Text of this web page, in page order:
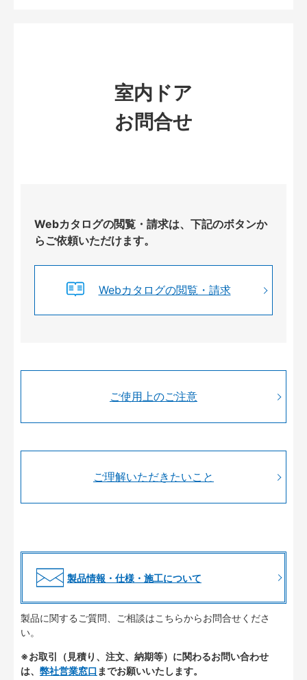
室内ドア
お問合せ
Webカタログの閲覧・請求は、下記のボタンか
らご依頼いただけます。
Webカタログの閲覧・請求
ご使用上のご注意
ご理解いただきたいこと
製品情報・仕様・施工について
製品に関するご質問、ご相談はこちらからお問合せくださ
い。
※お取引（見積り、注文、納期等）に関わるお問い合わせ
は、 弊社営業窓口 までお願いいたします。